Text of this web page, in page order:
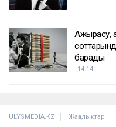
Ажырасу,
барады
14:14
ULYSMEDIA.KZ Жаңалықтар